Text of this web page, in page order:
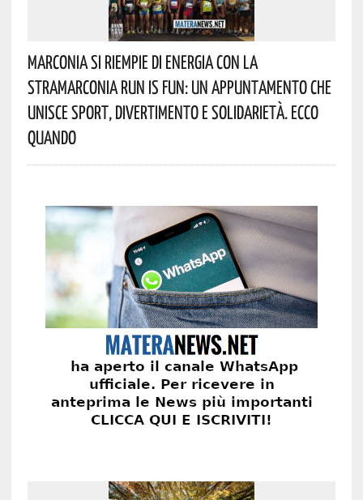
Marconia Si Riempie Di Energia Con La
StraMarconia Run Is Fun: Un Appuntamento Che
Unisce Sport, Divertimento E Solidarietà. Ecco
Quando